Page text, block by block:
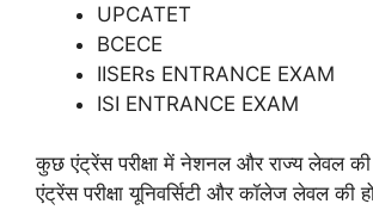
UPCATET
BCECE
IISERs ENTRANCE EXAM
ISI ENTRANCE EXAM
कुछ एंट्रेंस परीक्षा में नेशनल और राज्य लेवल
एंट्रेंस परीक्षा यूनिवर्सिटी और कॉलेज लेवल की